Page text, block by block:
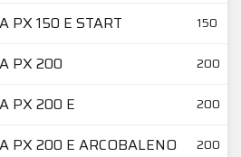
PX 150 E START 150
PX 200 200
PX 200 E 200
PX 200 E ARCOBALENO 200